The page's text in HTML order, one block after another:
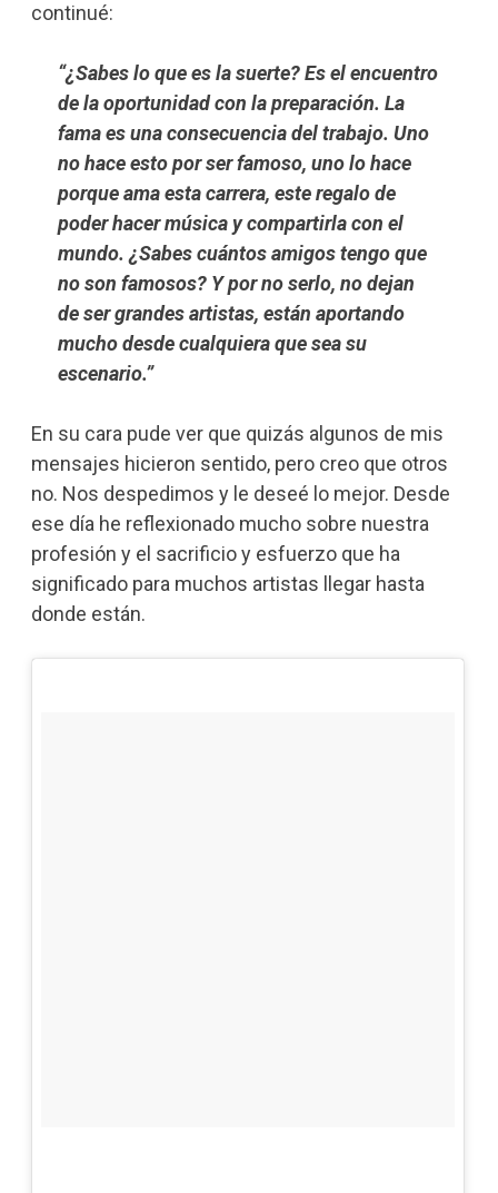
continué:
“¿Sabes lo que es la suerte? Es el encuentro
de la oportunidad con la preparación. La
fama es una consecuencia del trabajo. Uno
no hace esto por ser famoso, uno lo hace
porque ama esta carrera, este regalo de
poder hacer música y compartirla con el
mundo. ¿Sabes cuántos amigos tengo que
no son famosos? Y por no serlo, no dejan
de ser grandes artistas, están aportando
mucho desde cualquiera que sea su
escenario.”
En su cara pude ver que quizás algunos de mis
mensajes hicieron sentido, pero creo que otros
no. Nos despedimos y le deseé lo mejor. Desde
ese día he reflexionado mucho sobre nuestra
profesión y el sacrificio y esfuerzo que ha
significado para muchos artistas llegar hasta
donde están.